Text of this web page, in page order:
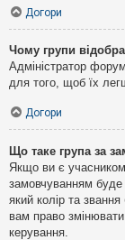
Догори
Чому групи
Адміністратор
для того, щоб їх
Догори
Що таке група за
Якщо ви є учасником
замовчуванням буде
який колір та
вам право
керування.